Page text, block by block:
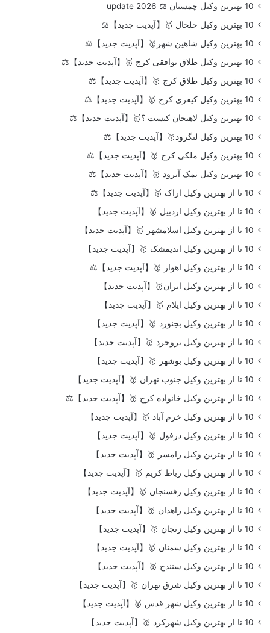
10 بهترین وکیل چمستان ⚖️ update 2026
10 بهترین وکیل خلخال 🥇【آپدیت جدید】⚖️
10 بهترین وکیل شاهین شهر🥇【آپدیت جدید】⚖️
10 بهترین وکیل طلاق توافقی کرج 🥇【آپدیت جدید】⚖️
10 بهترین وکیل طلاق کرج 🥇【آپدیت جدید】⚖️
10 بهترین وکیل کیفری کرج 🥇【آپدیت جدید】⚖️
10 بهترین وکیل لاهیجان کیست ؟🥇【آپدیت جدید】⚖️
10 بهترین وکیل لنگرود🥇【آپدیت جدید】⚖️
10 بهترین وکیل ملکی کرج 🥇【آپدیت جدید】⚖️
10 بهترین وکیل نمک آبرود 🥇【آپدیت جدید】⚖️
10 تا از بهترین وکیل اراک 🥇【آپدیت جدید】⚖️
10 تا از بهترین وکیل اردبیل 🥇【آپدیت جدید】
10 تا از بهترین وکیل اسلامشهر 🥇【آپدیت جدید】
10 تا از بهترین وکیل اندیمشک 🥇【آپدیت جدید】
10 تا از بهترین وکیل اهواز 🥇【آپدیت جدید】⚖️
10 تا از بهترین وکیل ایران🥇【آپدیت جدید】
10 تا از بهترین وکیل ایلام 🥇【آپدیت جدید】
10 تا از بهترین وکیل بجنورد 🥇【آپدیت جدید】
10 تا از بهترین وکیل بروجرد 🥇【آپدیت جدید】
10 تا از بهترین وکیل بوشهر 🥇【آپدیت جدید】
10 تا از بهترین وکیل جنوب تهران 🥇【آپدیت جدید】
10 تا از بهترین وکیل خانواده کرج 🥇【آپدیت جدید】⚖️
10 تا از بهترین وکیل خرم آباد 🥇【آپدیت جدید】
10 تا از بهترین وکیل دزفول 🥇【آپدیت جدید】
10 تا از بهترین وکیل رامسر 🥇【آپدیت جدید】
10 تا از بهترین وکیل رباط کریم 🥇【آپدیت جدید】
10 تا از بهترین وکیل رفسنجان 🥇【آپدیت جدید】
10 تا از بهترین وکیل زاهدان 🥇【آپدیت جدید】
10 تا از بهترین وکیل زنجان 🥇【آپدیت جدید】
10 تا از بهترین وکیل سمنان 🥇【آپدیت جدید】
10 تا از بهترین وکیل سنندج 🥇【آپدیت جدید】
10 تا از بهترین وکیل شرق تهران 🥇【آپدیت جدید】
10 تا از بهترین وکیل شهر قدس 🥇【آپدیت جدید】
10 تا از بهترین وکیل شهرکرد 🥇【آپدیت جدید】